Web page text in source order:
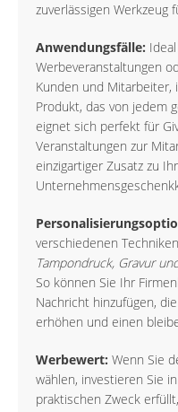
zuverlässigen Werkzeug
Anwendungsfälle:
Werbeveranstaltungen
Kunden und Mitarbeiter,
Produkt, das von jedem
eignet sich perfekt für
Veranstaltungen zur
einzigartiger Zusatz zu
verschiedenen
Tampondruck, Gravur
So können Sie Ihr
Nachricht hinzufügen,
erhöhen und einen
Werbewert: Wenn Sie
wählen, investieren Sie
praktischen Zweck